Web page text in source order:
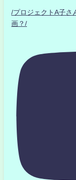
/プロジェクトA子
画？/